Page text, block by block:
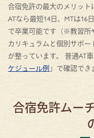
合宿免許の最大のメリッ
ATなら最短14日、MTは16
で卒業可能です（※教習所
カリキュラムと個別サポ
が整っています。 普通AT
ケジュール例 」で確認でき
合宿免許ムー